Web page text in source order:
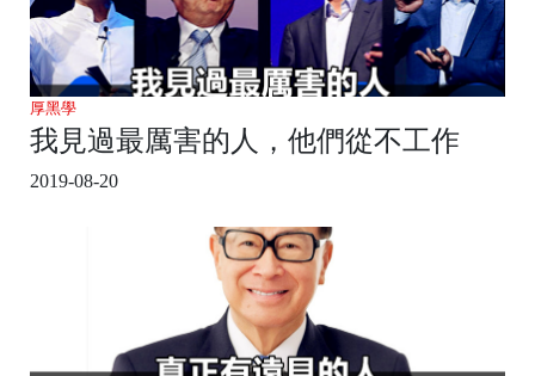
厚黑學
我見過最厲害的人，他們從不工作
2019-08-20